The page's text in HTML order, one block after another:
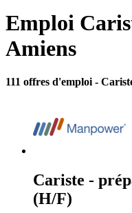
Emploi
Amiens
111 offres d'emploi -
Cariste -
(H/F)